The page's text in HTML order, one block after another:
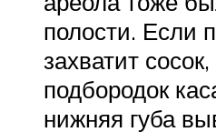
полости. Если
захватит
подбородок
нижняя губа